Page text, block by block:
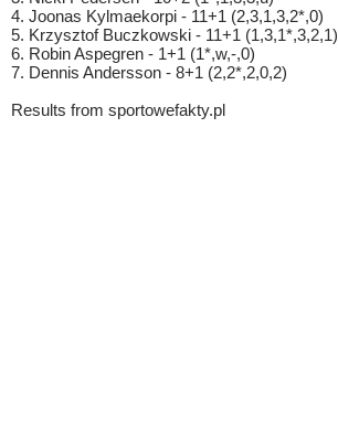
4. Joonas Kylmaekorpi - 11+1 (2,3,1,3,2*,0)
5. Krzysztof Buczkowski - 11+1 (1,3,1*,3,2,1)
6. Robin Aspegren - 1+1 (1*,w,-,0)
7. Dennis Andersson - 8+1 (2,2*,2,0,2)
Results from sportowefakty.pl